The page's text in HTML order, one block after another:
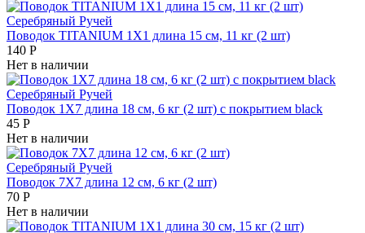
Серебряный Ручей
Поводок TITANIUM 1Х1 длина 15 см, 11 кг (2 шт)
140 Р
Нет в наличии
Серебряный Ручей
Поводок 1Х7 длина 18 см, 6 кг (2 шт) с покрытием black
45 Р
Нет в наличии
Серебряный Ручей
Поводок 7Х7 длина 12 см, 6 кг (2 шт)
70 Р
Нет в наличии